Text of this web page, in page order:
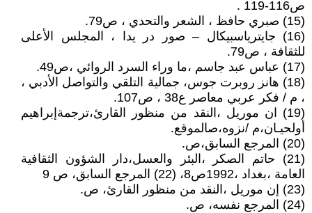
ص116-119 .
(15) صبري حافظ ، الشعر والتحدي ، ص79.
(16) جايترياسبيكال – صور در يدا ، المجلس الأعلى
للثقافة ، ص79.
(17) عباس عبد جاسم ،ما وراء السرد الروائي ،ص49.
(18) هانز روبرت جوس، جمالية التلقي والتواصل الأدبي ،
، م / فكر عربي معاصر ع38 ، ص107.
(19) ان موريل ،النقد من منظور القارئ،ترجمةإبراهيم
أولحيـان،م /نزوه،صالموقع.
(20) المرجع السابق،ص.
(21) حاتم الصكر ،البئر والعسل،دار الشؤون الثقافية
العامة ،بغداد ،1992ص8، (22) المرجع السابق، ص 9
(23) إن موريل ،النقد من منظور القارئ، ص.
(24) المرجع نفسه، ص.